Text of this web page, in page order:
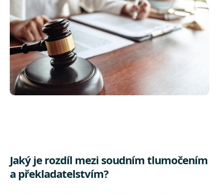
Jaký je rozdíl mezi soudním tlumočením
a překladatelstvím?